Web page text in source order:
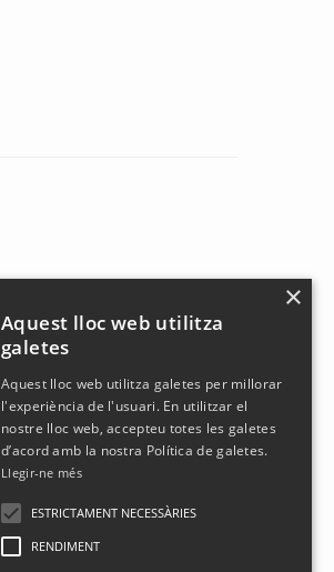
×
Aquest lloc web utilitza
galetes
Aquest lloc web utilitza galetes per millorar
l'experiència de l'usuari. En utilitzar el
nostre lloc web, accepteu totes les galetes
d’acord amb la nostra Política de galetes.
Llegir-ne més
ESTRICTAMENT NECESSÀRIES
RENDIMENT